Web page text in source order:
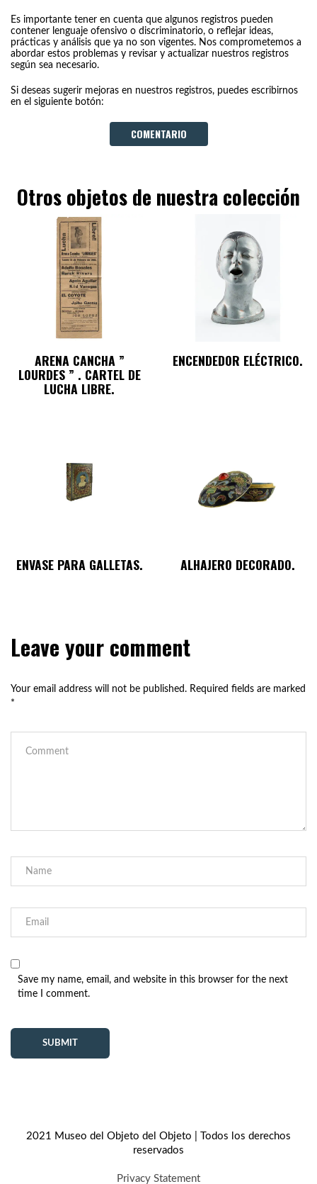
Es importante tener en cuenta que algunos registros pueden
contener lenguaje ofensivo o discriminatorio, o reflejar ideas,
prácticas y análisis que ya no son vigentes. Nos comprometemos a
abordar estos problemas y revisar y actualizar nuestros registros
según sea necesario.
Si deseas sugerir mejoras en nuestros registros, puedes escribirnos
en el siguiente botón:
COMENTARIO
Otros objetos de nuestra colección
ARENA CANCHA ”
LOURDES ” . CARTEL DE
LUCHA LIBRE.
ENCENDEDOR ELÉCTRICO.
ENVASE PARA GALLETAS. ALHAJERO DECORADO.
Leave your comment
Your email address will not be published. Required fields are marked
*
Save my name, email, and website in this browser for the next
time I comment.
2021 Museo del Objeto del Objeto | Todos los derechos
reservados
Privacy Statement